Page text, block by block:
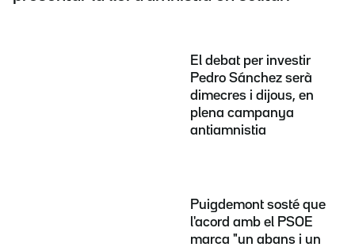
El debat per investir
Pedro Sánchez serà
dimecres i dijous, en
plena campanya
antiamnistia
Puigdemont sosté que
l'acord amb el PSOE
marca "un abans i un